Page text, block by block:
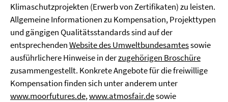
Klimaschutzprojekten (Erwerb von Zertifikaten) zu leisten.
Allgemeine Informationen zu Kompensation, Projekttypen
und gängigen Qualitätsstandards sind auf der
entsprechendenWebsite des Umweltbundesamtessowie
ausführlichere Hinweise in derzugehörigen Broschüre
zusammengestellt. Konkrete Angebote für die freiwillige
Kompensation finden sich unter anderem unter
www.moorfutures.de,www.atmosfair.desowie